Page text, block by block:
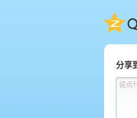
QQ
分享
说点